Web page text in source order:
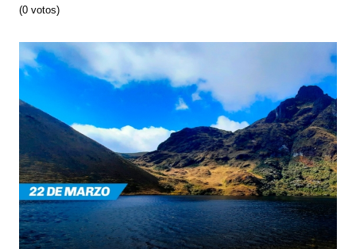
(0 votos)